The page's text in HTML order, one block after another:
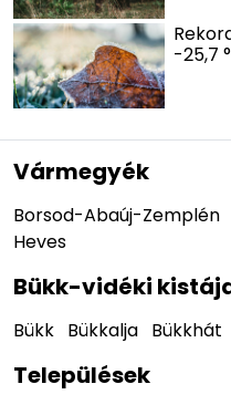
-25,7
Vármegyék
Borsod-Abaúj-Zemplén
Heves
Bükk-vidéki
Bükk Bükkalja Bükkhát
Települések